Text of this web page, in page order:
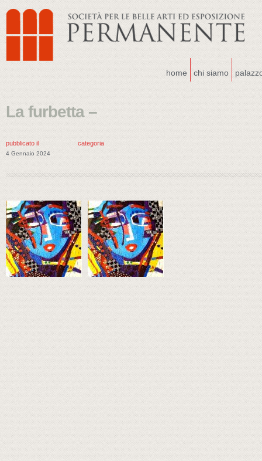
home chi siamo
La furbetta –
pubblicato il
4 Gennaio 2024
categoria